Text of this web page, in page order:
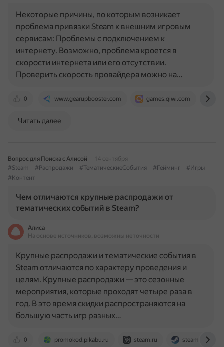
0 www.gearupbooster.com games.qiwi.com
Некоторые причины, по которым возникает
проблема привязки Steam к внешним игровым
сервисам: Проблемы с подключением к
интернету. Возможно, проблема кроется в
скорости интернета или его отсутствии.
Проверить скорость провайдера можно на…
Читать далее
Вопрос для Поиска с Алисой
14 сентября
#Steam
#Распродажи #ТематическиеСобытия #Гейминг
#Игры
#Контент
Чем отличаются крупные распродажи от
тематических событий в Steam?
Алиса
На основе источников, возможны неточности
0 promokod.pikabu.ru steam.ru
Крупные распродажи и тематические события в
Steam отличаются по характеру проведения и
целям. Крупные распродажи — это сезонные
мероприятия, которые проходят четыре раза в
год. В это время скидки распространяются на
большую часть игр разных…